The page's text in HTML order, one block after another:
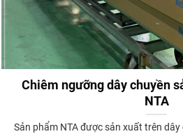
Chiêm ngưỡng dây chuyền
NTA
Sản phẩm NTA được sản xuất trên